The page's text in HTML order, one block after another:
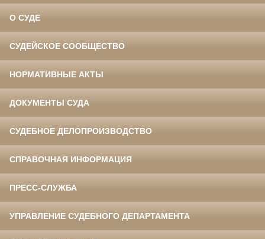
О СУДЕ
СУДЕЙСКОЕ СООБЩЕСТВО
НОРМАТИВНЫЕ АКТЫ
ДОКУМЕНТЫ СУДА
СУДЕБНОЕ ДЕЛОПРОИЗВОДСТВО
СПРАВОЧНАЯ ИНФОРМАЦИЯ
ПРЕСС-СЛУЖБА
УПРАВЛЕНИЕ СУДЕБНОГО ДЕПАРТАМЕНТА